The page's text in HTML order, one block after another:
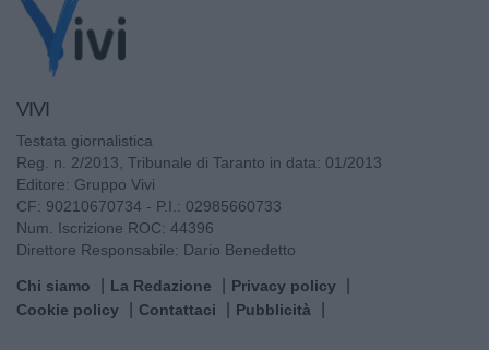
VIVI
Testata giornalistica
Reg. n. 2/2013, Tribunale di Taranto in data: 01/2013
Editore: Gruppo Vivi
CF: 90210670734 - P.I.: 02985660733
Num. Iscrizione ROC: 44396
Direttore Responsabile: Dario Benedetto
Chi siamo La Redazione
Privacy policy
Cookie policy
Contattaci Pubblicità